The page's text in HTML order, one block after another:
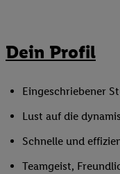
Dein Profil
Eingeschriebener
Lust auf die
Schnelle und
Teamgeist,